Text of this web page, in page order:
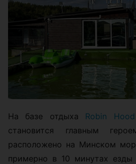
На базе отдыха Robin
становится главным
расположено на Минском
примерно в 10 минутах